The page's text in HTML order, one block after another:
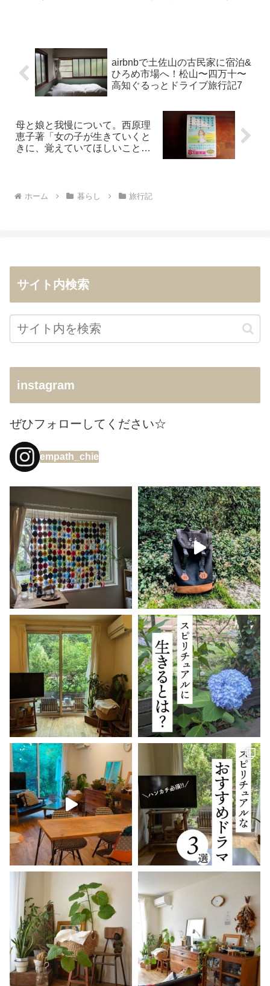
airbnbで土佐山の古民家に宿泊&
ひろめ市場へ！松山〜四万十〜
高知ぐるっとドライブ旅行記7
母と娘と我慢について。西原理
恵子著「女の子が生きていくと
きに、覚えていてほしいこと」
ホーム 暮らし 旅行記
サイト内検索
instagram
ぜひフォローしてください☆
empath_chie